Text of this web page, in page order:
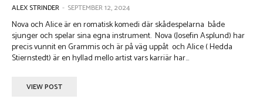
ALEX STRINDER - SEPTEMBER 12, 2024
Nova och Alice är en romatisk komedi där skådespelarna både
sjunger och spelar sina egna instrument. Nova (Josefin Asplund) har
precis vunnit en Grammis och är på väg uppåt och Alice ( Hedda
Stiernstedt) är en hyllad mello artist vars karriär har...
VIEW POST